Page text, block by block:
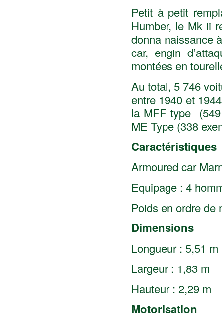
Petit à petit
Humber, le Mk ii
donna naissance
car, engin
montées en
Au total, 5 746
entre 1940 et
la MFF type (549
ME Type (338
Caractéristiques
Armoured car
Equipage : 4
Poids en ordre
Dimensions
Longueur : 5,51 m
Largeur : 1,83 m
Hauteur : 2,29 m
Motorisation